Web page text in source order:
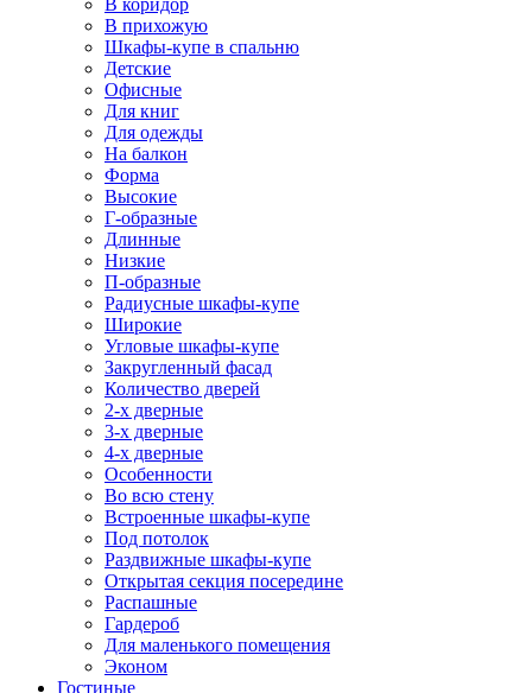
В коридор
В прихожую
Шкафы-купе в спальню
Детские
Офисные
Для книг
Для одежды
На балкон
Форма
Высокие
Г-образные
Длинные
Низкие
П-образные
Радиусные шкафы-купе
Широкие
Угловые шкафы-купе
Закругленный фасад
Количество дверей
2-х дверные
3-х дверные
4-х дверные
Особенности
Во всю стену
Встроенные шкафы-купе
Под потолок
Раздвижные шкафы-купе
Открытая секция посередине
Распашные
Гардероб
Для маленького помещения
Эконом
Гостиные